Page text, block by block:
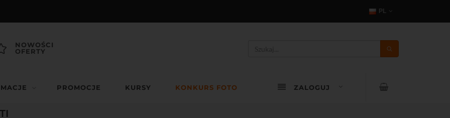
PL
NOWOŚCI
OFERTY
PROMOCJE KURSY KONKURS FOTO ZALOGUJ